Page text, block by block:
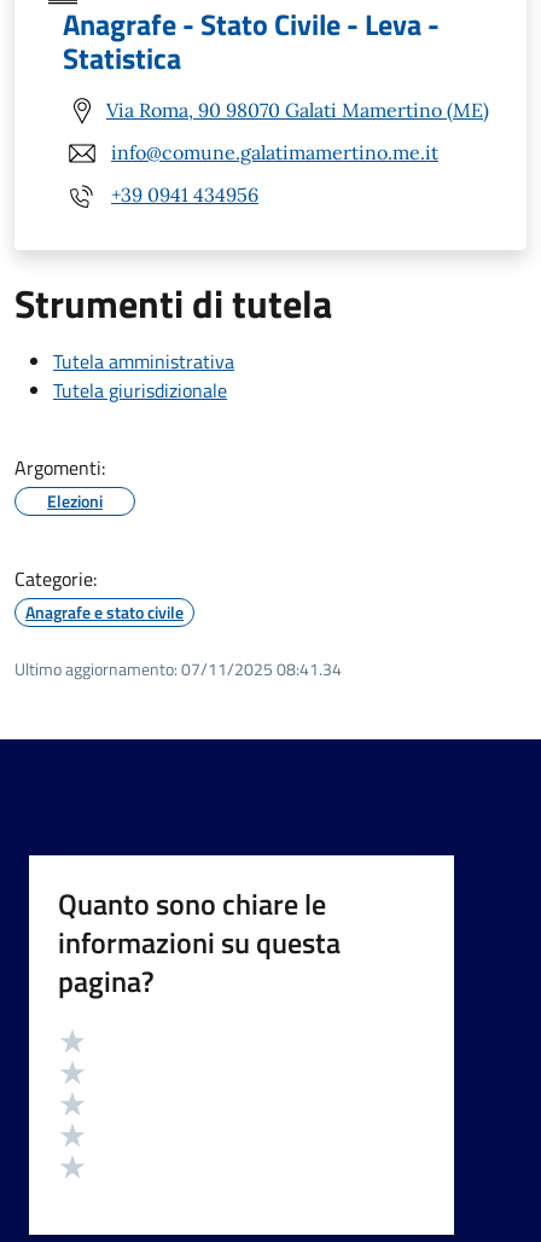
Anagrafe - Stato Civile - Leva -
Statistica
Via Roma, 90 98070 Galati Mamertino (ME)
info@comune.galatimamertino.me.it
+39 0941 434956
Strumenti di tutela
Tutela amministrativa
Tutela giurisdizionale
Argomenti:
Elezioni
Categorie:
Anagrafe e stato civile
Ultimo aggiornamento:07/11/2025 08:41.34
Quanto sono chiare le
informazioni su questa
pagina?
Valutazione